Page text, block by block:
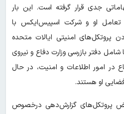
جدی قرار گرفته است. این بار
او و شرکت اسپیس‌ایکس با
پروتکل‌های امنیتی ایالات متحده
دفتر بازرسی وزارت دفاع و نیروی
در امور اطلاعات و امنیت، در حال
او هستند.
پروتکل‌های گزارش‌دهی درخصوص